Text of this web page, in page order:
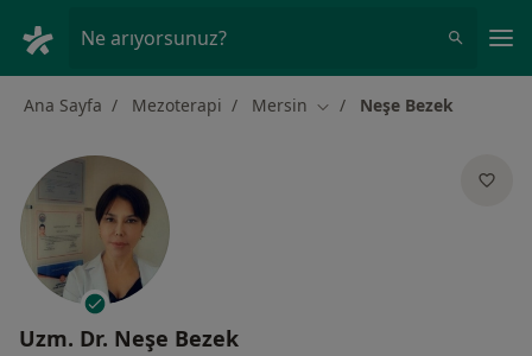
Ne arıyorsunuz?
Ana Sayfa Mezoterapi Mersin Şehir değiştir
Neşe Bezek
Uzm. Dr. Neşe Bezek